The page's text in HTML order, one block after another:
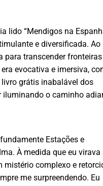
lido “Mendigos na
e diversificada. Ao
para transcender
evocativa e imersiva,
grátis inabalável dos
o caminho
Estações e
À medida que eu virava
mistério complexo e
me surpreendendo. Eu